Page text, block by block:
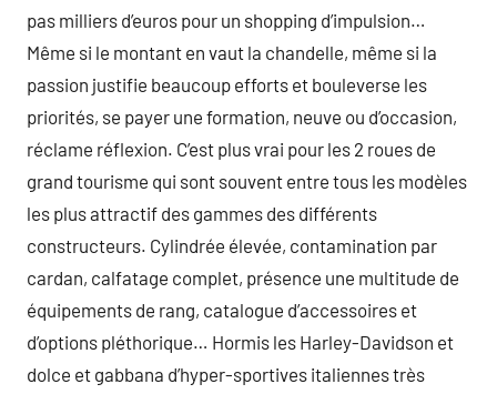
pas milliers d’euros pour un shopping d’impulsion…
Même si le montant en vaut la chandelle, même si la
passion justifie beaucoup efforts et bouleverse les
priorités, se payer une formation, neuve ou d’occasion,
réclame réflexion. C’est plus vrai pour les 2 roues de
grand tourisme qui sont souvent entre tous les modèles
les plus attractif des gammes des différents
constructeurs. Cylindrée élevée, contamination par
cardan, calfatage complet, présence une multitude de
équipements de rang, catalogue d’accessoires et
d’options pléthorique… Hormis les Harley-Davidson et
dolce et gabbana d’hyper-sportives italiennes très